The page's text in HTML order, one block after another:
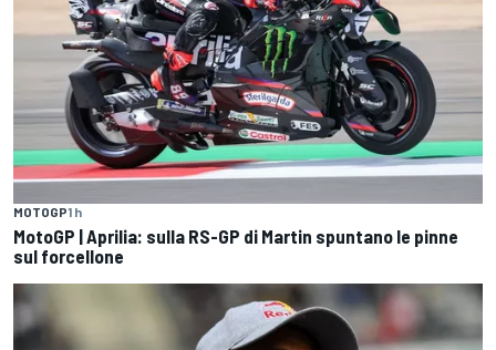
MOTOGP1 h
MotoGP | Aprilia: sulla RS-GP di Martin spuntano le pinne
sul forcellone